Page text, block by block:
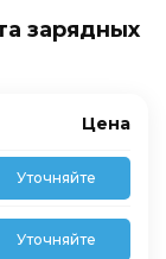
зарядных
Цена
Уточняйте
Уточняйте